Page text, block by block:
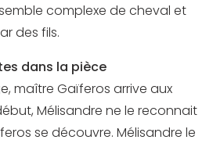
complexe de cheval et
des fils.
dans la pièce
maître Gaïferos arrive aux
Mélisandre ne le reconnait
se découvre. Mélisandre le